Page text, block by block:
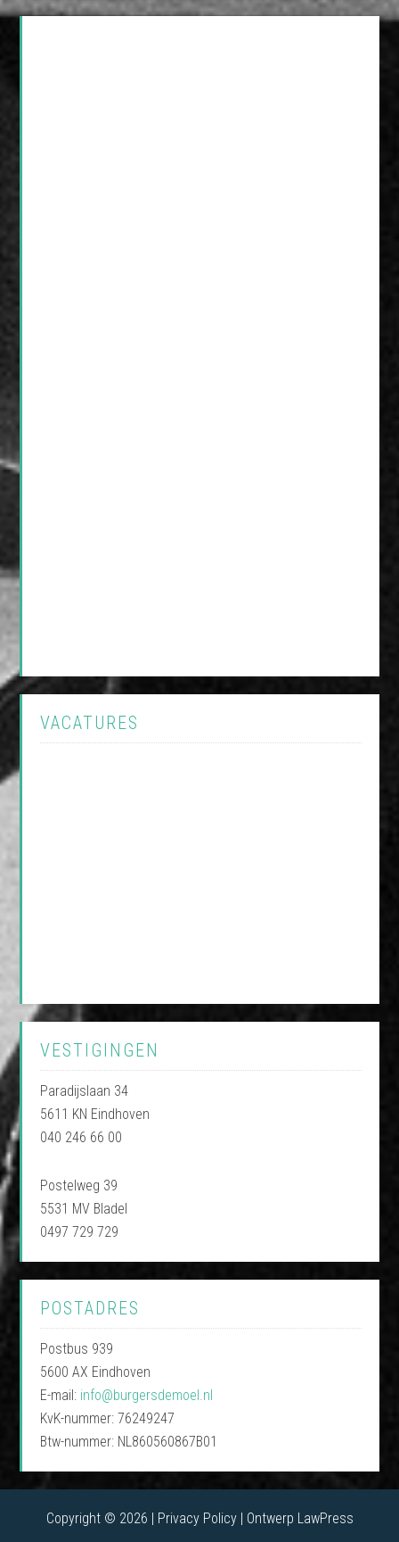
VACATURES
VESTIGINGEN
Paradijslaan 34
5611 KN Eindhoven
040 246 66 00
Postelweg 39
5531 MV Bladel
0497 729 729
POSTADRES
Postbus 939
5600 AX Eindhoven
E-mail: info@burgersdemoel.nl
KvK-nummer: 76249247
Btw-nummer: NL860560867B01
Copyright © 2026 | Privacy Policy| Ontwerp LawPress